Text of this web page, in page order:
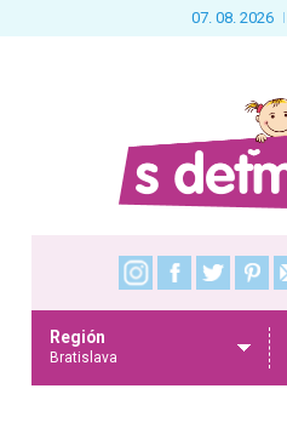
07. 08. 2026
Región
Bratislava